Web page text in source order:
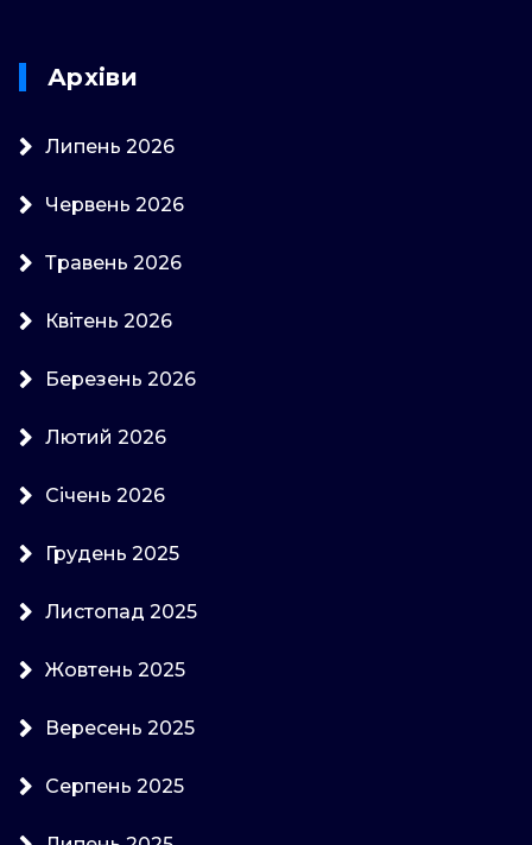
Архіви
Липень 2026
Червень 2026
Травень 2026
Квітень 2026
Березень 2026
Лютий 2026
Січень 2026
Грудень 2025
Листопад 2025
Жовтень 2025
Вересень 2025
Серпень 2025